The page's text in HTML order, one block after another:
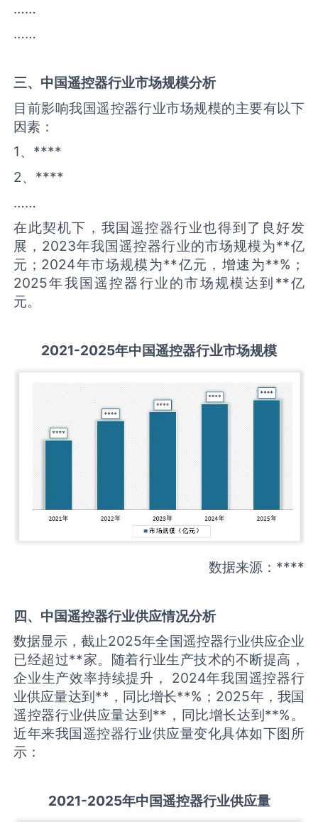
……
……
三、中国遥控器行业市场规模分析
目前影响我国遥控器行业市场规模的主要有以下
因素：
1、****
2、****
……
在此契机下，我国遥控器行业也得到了良好发
展，2023年我国遥控器行业的市场规模为**亿
元；2024年市场规模为**亿元，增速为**%；
2025年我国遥控器行业的市场规模达到**亿
元。
2021-2025年中国遥控器行业市场规模
数据来源：****
四、中国遥控器行业供应情况分析
数据显示，截止2025年全国遥控器行业供应企业
已经超过**家。随着行业生产技术的不断提高，
企业生产效率持续提升， 2024年我国遥控器行
业供应量达到**，同比增长**%；2025年，我国
遥控器行业供应量达到**，同比增长达到**%。
近年来我国遥控器行业供应量变化具体如下图所
示：
2021-2025年中国遥控器行业供应量